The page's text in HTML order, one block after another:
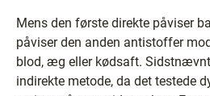
Mens den første direkte påviser
påviser den anden antistoffer
blod, æg eller kødsaft.
indirekte metode, da det testede